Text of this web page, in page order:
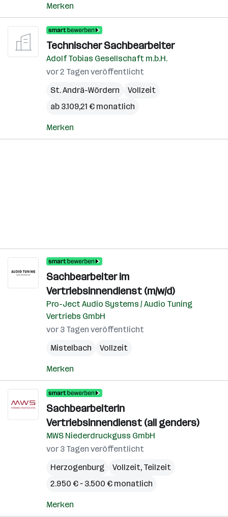
Merken
Technischer Sachbearbeiter
Adolf Tobias Gesellschaft m.b.H.
vor 2 Tagen veröffentlicht
St. Andrä-Wördern
Vollzeit
ab 3.109,21 € monatlich
Merken
Sachbearbeiter im
Vertriebsinnendienst (m/w/d)
Pro-Ject Audio Systems / Audio Tuning
Vertriebs GmbH
vor 3 Tagen veröffentlicht
Mistelbach
Vollzeit
Merken
Sachbearbeiterin
Vertriebsinnendienst (all genders)
MWS Niederdruckguss GmbH
vor 3 Tagen veröffentlicht
Herzogenburg
Vollzeit, Teilzeit
2.950 € – 3.500 € monatlich
Merken